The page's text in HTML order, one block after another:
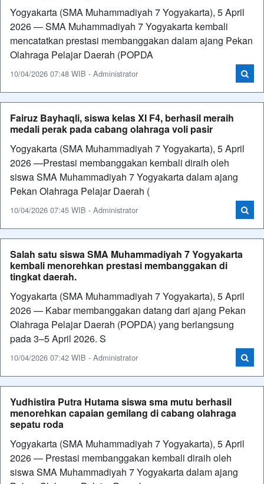
Yogyakarta (SMA Muhammadiyah 7 Yogyakarta), 5 April
2026 — SMA Muhammadiyah 7 Yogyakarta kembali
mencatatkan prestasi membanggakan dalam ajang Pekan
Olahraga Pelajar Daerah (POPDA
10/04/2026 07:48 WIB - Administrator
Fairuz Bayhaqli, siswa kelas XI F4, berhasil meraih
medali perak pada cabang olahraga voli pasir
Yogyakarta (SMA Muhammadiyah 7 Yogyakarta), 5 April
2026 —Prestasi membanggakan kembali diraih oleh
siswa SMA Muhammadiyah 7 Yogyakarta dalam ajang
Pekan Olahraga Pelajar Daerah (
10/04/2026 07:45 WIB - Administrator
Salah satu siswa SMA Muhammadiyah 7 Yogyakarta
kembali menorehkan prestasi membanggakan di
tingkat daerah.
Yogyakarta (SMA Muhammadiyah 7 Yogyakarta), 5 April
2026 — Kabar membanggakan datang dari ajang Pekan
Olahraga Pelajar Daerah (POPDA) yang berlangsung
pada 3–5 April 2026. S
10/04/2026 07:42 WIB - Administrator
Yudhistira Putra Hutama siswa sma mutu berhasil
menorehkan capaian gemilang di cabang olahraga
sepatu roda
Yogyakarta (SMA Muhammadiyah 7 Yogyakarta), 5 April
2026 — Prestasi membanggakan kembali diraih oleh
siswa SMA Muhammadiyah 7 Yogyakarta dalam ajang